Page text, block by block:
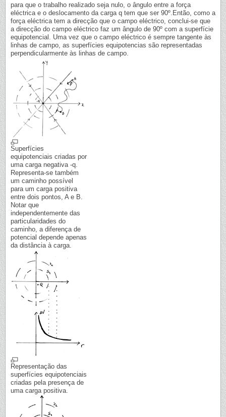
para que o trabalho realizado seja nulo, o ângulo entre a força
eléctrica e o deslocamento da carga q tem que ser 90º.Então, como a
força eléctrica tem a direcção que o campo eléctrico, conclui-se que
a direcção do campo eléctrico faz um ângulo de 90º com a superfície
equipotencial. Uma vez que o campo eléctrico é sempre tangente às
linhas de campo, as superfícies equipotencias são representadas
perpendicularmente às linhas de campo.
Superfícies
equipotenciais criadas por
uma carga negativa -q.
Representa-se também
um caminho possível
para um carga positiva
entre dois pontos, A e B.
Notar que
independentemente das
particularidades do
caminho, a diferença de
potencial depende apenas
da distância à carga.
Representação das
superfícies equipotenciais
criadas pela presença de
uma carga positiva.